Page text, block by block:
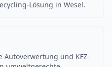
Lösung in Wesel.
Autoverwertung und KFZ-